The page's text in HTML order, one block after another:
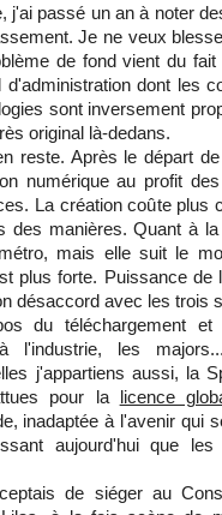
j'ai passé un an à noter
Je ne veux
de fond vient du
dont les
sont inversement
original là-dedans.
reste. Après le départ
numérique au profit
La création coûte plus
des manières. Quant à
mais elle suit le
plus forte. Puissance
désaccord avec les trois
du téléchargement
l'industrie, les
j'appartiens aussi, la
pour la licence
inadaptée à l'avenir qui
aujourd'hui que
de siéger au